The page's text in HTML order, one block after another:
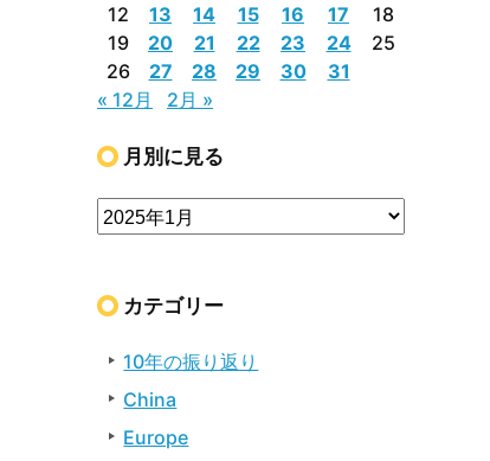
12
13 14 15 16 17
18
19
20 21 22 23 24
25
26
27 28 29 30
31
« 12月
2月 »
月別に見る
カテゴリー
10年の振り返り
China
Europe